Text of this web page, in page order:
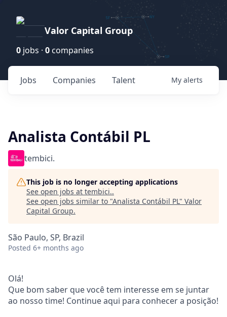
Valor Capital Group
0 jobs · 0 companies
Jobs Companies Talent My alerts
Analista Contábil PL
tembici.
This job is no longer accepting applications
See open jobs at tembici..
See open jobs similar to "Analista Contábil PL" Valor
Capital Group.
São Paulo, SP, Brazil
Posted 6+ months ago
Olá!
Que bom saber que você tem interesse em se juntar
ao nosso time! Continue aqui para conhecer a posição!